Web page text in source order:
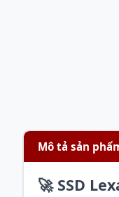
Mô tả sản
🚀 SSD